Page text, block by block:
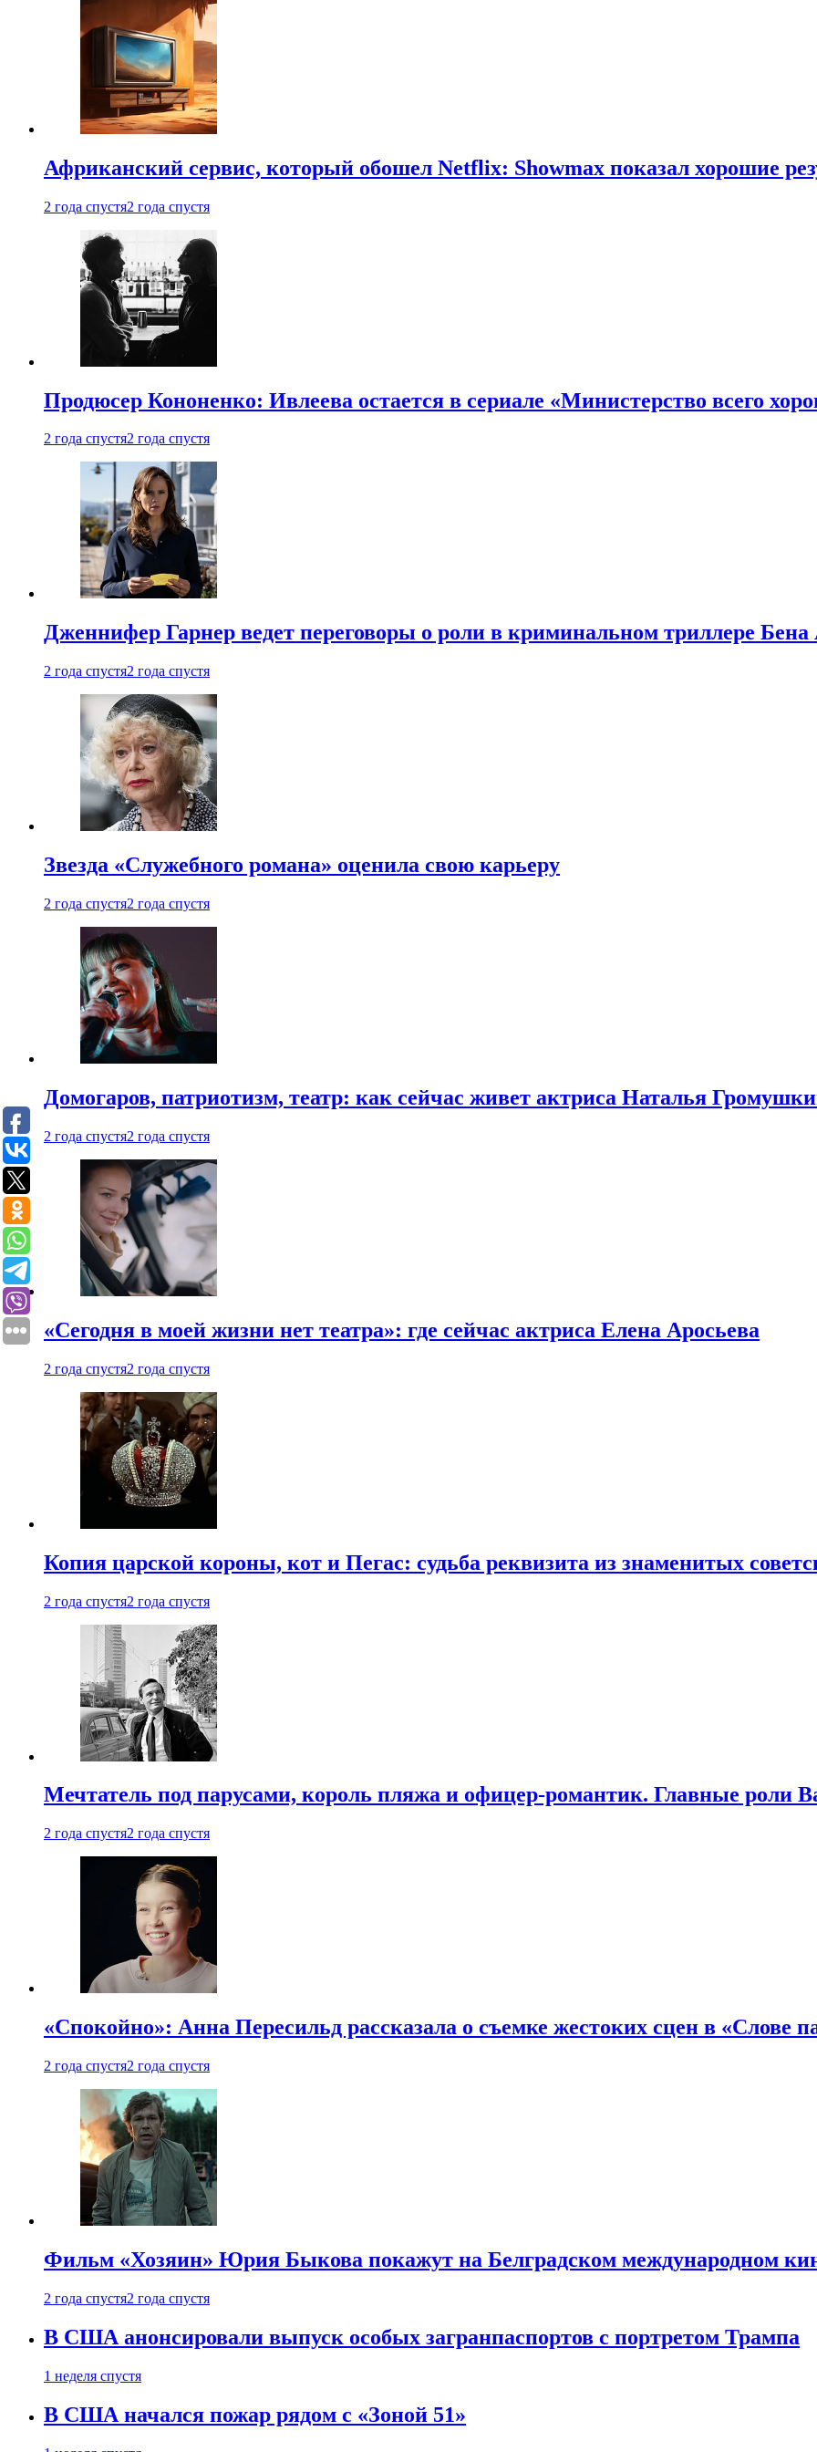
Африканский сервис, который обошел Netflix: Showmax показал хорошие
2 года спустя2 года спустя
Продюсер Кононенко: Ивлеева остается в сериале «Министерство всего
2 года спустя2 года спустя
Дженнифер Гарнер ведет переговоры о роли в криминальном триллере
2 года спустя2 года спустя
Звезда «Служебного романа» оценила свою карьеру
2 года спустя2 года спустя
Домогаров, патриотизм, театр: как сейчас живет актриса Наталья
2 года спустя2 года спустя
«Сегодня в моей жизни нет театра»: где сейчас актриса Елена Аросьева
2 года спустя2 года спустя
Копия царской короны, кот и Пегас: судьба реквизита из знаменитых
2 года спустя2 года спустя
Мечтатель под парусами, король пляжа и офицер-романтик. Главные роли
2 года спустя2 года спустя
«Спокойно»: Анна Пересильд рассказала о съемке жестоких сцен в «Слове
2 года спустя2 года спустя
Фильм «Хозяин» Юрия Быкова покажут на Белградском международном
2 года спустя2 года спустя
В США анонсировали выпуск особых загранпаспортов с портретом Трампа
1 неделя спустя
В США начался пожар рядом с «Зоной 51»